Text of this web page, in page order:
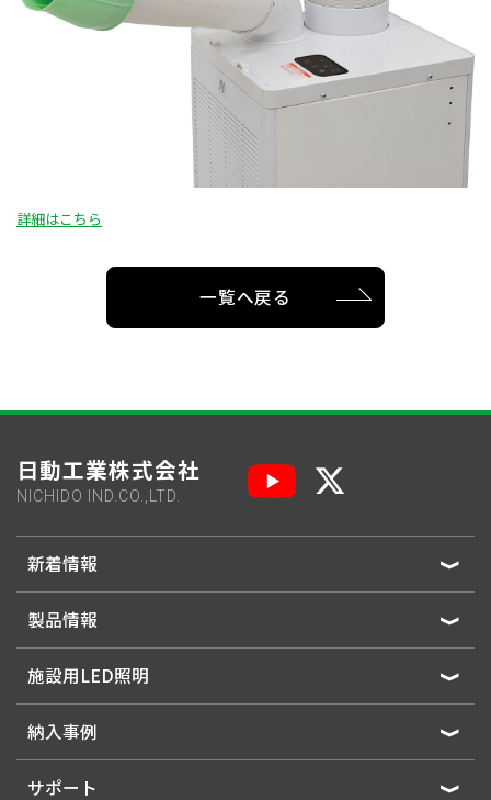
詳細はこちら
一覧へ戻る
日動工業株式会社
NICHIDO IND.CO.,LTD.
新着情報
製品情報
施設用LED照明
納入事例
サポート